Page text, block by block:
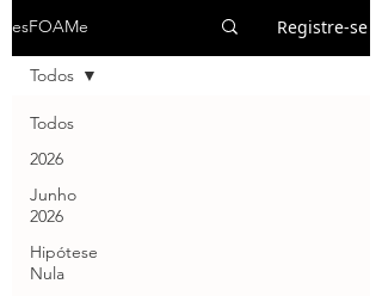
esFOAMe Registre-se
Todos
2026
Junho
2026
Hipótese
Nula
Todos